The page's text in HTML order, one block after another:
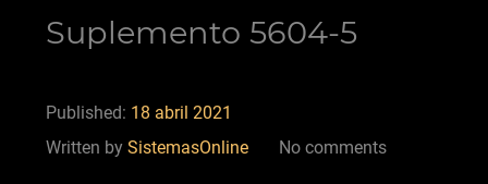
Suplemento 5604-5
Published: 18 abril 2021
Written by SistemasOnline No comments